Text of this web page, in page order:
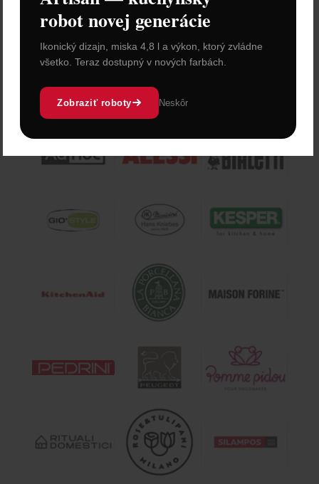
Cena: 1 049,00 €s DPH
Vložiť do košíka
robot novej generácie
Ikonický dizajn, miska 4,8 l a výkon, ktorý zvládne
všetko. Teraz dostupný v nových farbách.
Zobraziť roboty Neskôr